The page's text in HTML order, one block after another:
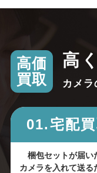
高価
買取
高
カメ
01.宅配
梱包セットが届い
カメラを入れて送る